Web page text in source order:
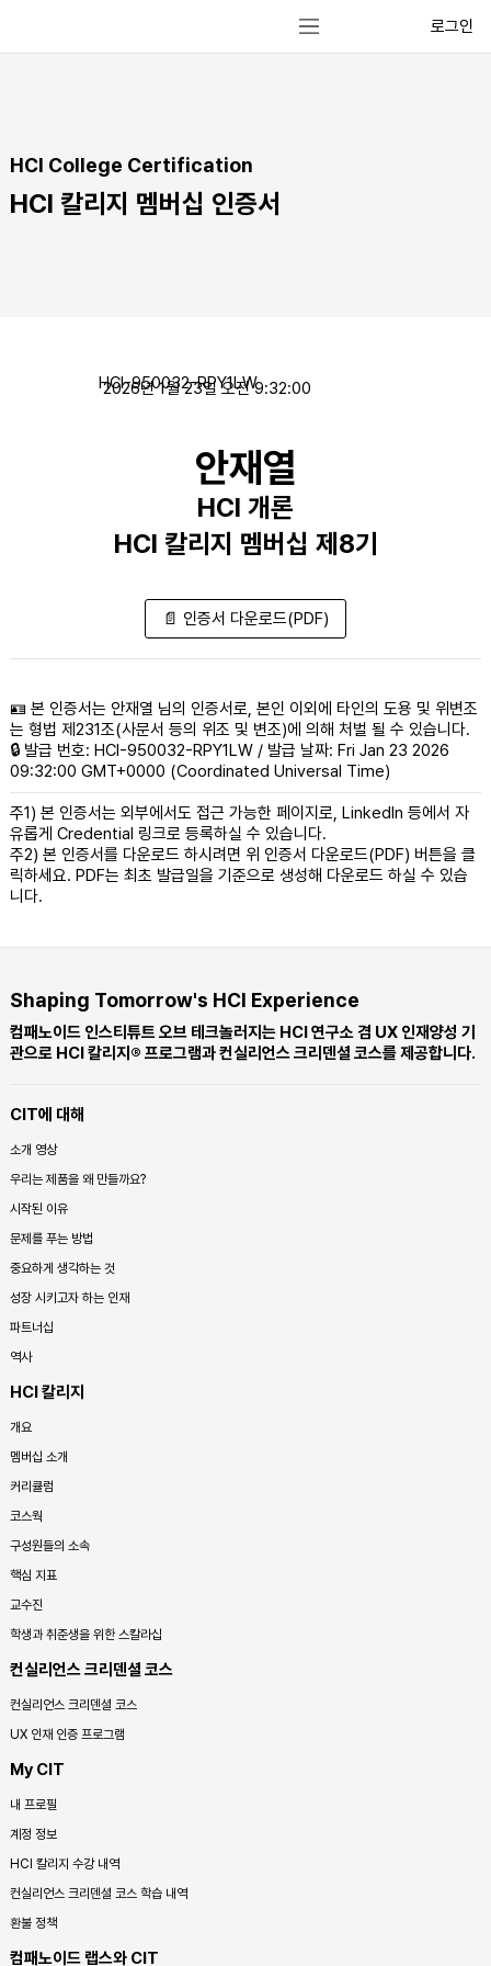
로그인
HCI College Certification
HCI 칼리지 멤버십 인증서
안재열
HCI 개론
HCI 칼리지 멤버십 제8기
HCI-950032-RPY1LW
2026년 1월 23일 오전 9:32:00
📄 인증서 다운로드(PDF)
🪪 본 인증서는 안재열 님의 인증서로, 본인 이외에 타인의 도용 및 위변조
는 형법 제231조(사문서 등의 위조 및 변조)에 의해 처벌 될 수 있습니다.
🔒 발급 번호: HCI-950032-RPY1LW / 발급 날짜: Fri Jan 23 2026
09:32:00 GMT+0000 (Coordinated Universal Time)
주1) 본 인증서는 외부에서도 접근 가능한 페이지로, LinkedIn 등에서 자
유롭게 Credential 링크로 등록하실 수 있습니다.
주2) 본 인증서를 다운로드 하시려면 위 인증서 다운로드(PDF) 버튼을 클
릭하세요. PDF는 최초 발급일을 기준으로 생성해 다운로드 하실 수 있습
니다.
Shaping Tomorrow's HCI Experience
컴패노이드 인스티튜트 오브 테크놀러지는 HCI 연구소 겸 UX 인재양성 기
관으로 HCI 칼리지® 프로그램과 컨실리언스 크리덴셜 코스를 제공합니다.
CIT에 대해
소개 영상
우리는 제품을 왜 만들까요?
시작된 이유
문제를 푸는 방법
중요하게 생각하는 것
성장 시키고자 하는 인재
파트너십
역사
HCI 칼리지
개요
멤버십 소개
커리큘럼
코스웍
구성원들의 소속
핵심 지표
교수진
학생과 취준생을 위한 스칼라십
컨실리언스 크리덴셜 코스
컨실리언스 크리덴셜 코스
UX 인재 인증 프로그램
My CIT
내 프로필
계정 정보
HCI 칼리지 수강 내역
컨실리언스 크리덴셜 코스 학습 내역
환불 정책
컴패노이드 랩스와 CIT